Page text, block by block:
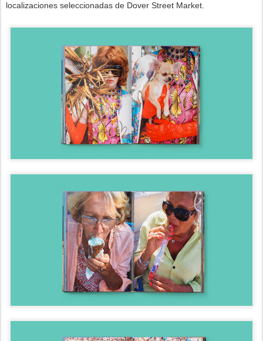
localizaciones seleccionadas de Dover Street Market.